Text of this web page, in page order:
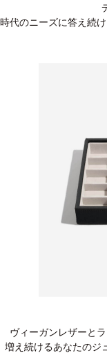
時代のニーズに答え続
ヴィーガンレザーと
増え続けるあなたのジ